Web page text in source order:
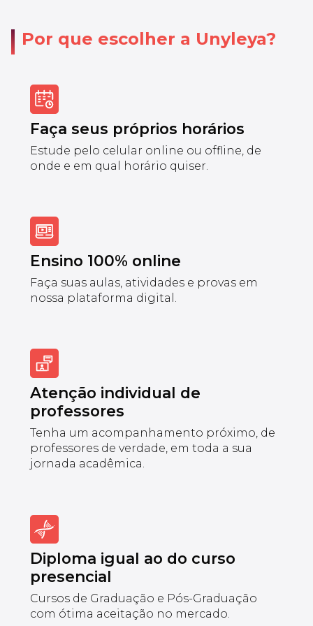
Por que escolher a Unyleya?
Faça seus próprios horários
Estude pelo celular online ou offline, de
onde e em qual horário quiser.
Ensino 100% online
Faça suas aulas, atividades e provas em
nossa plataforma digital.
Atenção individual de
professores
Tenha um acompanhamento próximo, de
professores de verdade, em toda a sua
jornada acadêmica.
Diploma igual ao do curso
presencial
Cursos de Graduação e Pós-Graduação
com ótima aceitação no mercado.